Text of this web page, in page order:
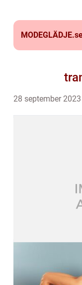
MODEGLÄDJE.
28 september 2023